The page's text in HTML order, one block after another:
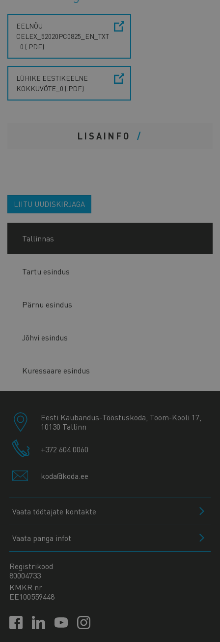
EELNÕU
CELEX_52020PC0825_EN_TXT
_0 (.PDF)
LÜHIKE EESTIKEELNE
KOKKUVÕTE_0 (.PDF)
LISAINFO
LIITU UUDISKIRJAGA
Tallinnas
Tartu esindus
Pärnu esindus
Jõhvi esindus
Kuressaare esindus
Eesti Kaubandus-Tööstuskoda, Toom-Kooli 17,
10130 Tallinn
+372 604 0060
koda@koda.ee
Vaata töötajate kontakte
Vaata panga infot
Registrikood
80004733
KMKR nr
EE100559448